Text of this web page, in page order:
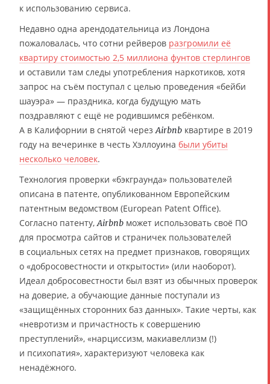
к использованию сервиса.
Недавно одна арендодательница из Лондона
пожаловалась, что сотни рейверов разгромили её
квартиру стоимостью 2,5 миллиона фунтов стерлингов
и оставили там следы употребления наркотиков, хотя
запрос на съём поступал с целью проведения «бейби
шауэра» — праздника, когда будущую мать
поздравляют с ещё не родившимся ребёнком.
А в Калифорнии в снятой черезAirbnb квартире в 2019
году на вечеринке в честь Хэллоуина были убиты
несколько человек.
Технология проверки «бэкграунда» пользователей
описана в патенте, опубликованном Европейским
патентным ведомством (European Patent Office).
Согласно патенту,Airbnb может использовать своё ПО
для просмотра сайтов и страничек пользователей
в социальных сетях на предмет признаков, говорящих
о «добросовестности и открытости» (или наоборот).
Идеал добросовестности был взят из обычных проверок
на доверие, а обучающие данные поступали из
«защищённых сторонних баз данных». Такие черты, как
«невротизм и причастность к совершению
преступлений», «нарциссизм, макиавеллизм (!)
и психопатия», характеризуют человека как
ненадёжного.